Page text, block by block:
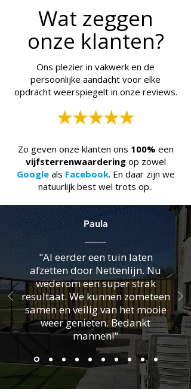
Wat zeggen
onze klanten?
Ons plezier in vakwerk en de
persoonlijke aandacht voor elke
opdracht weerspiegelt in onze reviews.
★★★★★
Zo geven onze klanten ons 100% een
vijfsterrenwaarderingop zowel
Google als Facebook. En daar zijn we
natuurlijk best wel trots op..
Paula
"Al eerder een tuin laten
afzetten door Nettenlijn. Nu
wederom een super strak
resultaat. We kunnen zometeen
samen en veilig van het mooie
weer genieten. Bedankt
mannen!"